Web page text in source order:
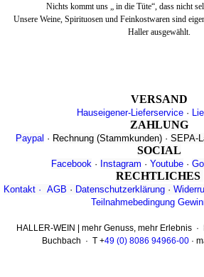
Nichts kommt uns „ in die Tüte“, dass nicht
Unsere Weine, Spirituosen und Feinkostwaren sind
Haller ausgewählt.
VERSAND
Hauseigener-Lieferservice·
ZAHLUNG
Paypal · Rechnung (Stammkunden)· SEPA-
SOCIAL
Facebook · Instagram · Youtube ·
RECHTLICHES
Kontakt· AGB · Datenschutzerklärung·
Teilnahmebedingung
HALLER-WEIN | mehr Genuss, mehr Erlebnis
Buchbach · T +49 (0) 8086 94966-00 ·